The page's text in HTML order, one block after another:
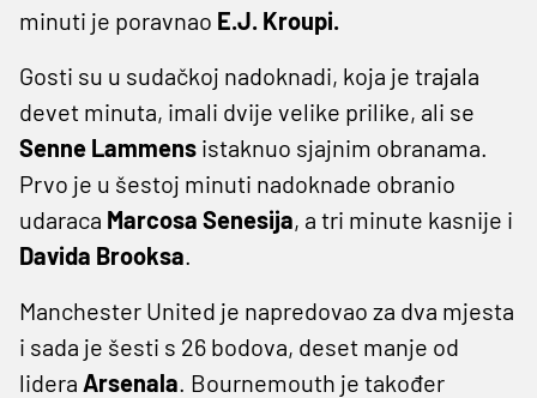
minuti je poravnao E.J. Kroupi.
Gosti su u sudačkoj nadoknadi, koja je trajala
devet minuta, imali dvije velike prilike, ali se
Senne Lammens istaknuo sjajnim obranama.
Prvo je u šestoj minuti nadoknade obranio
udaraca Marcosa Senesija, a tri minute kasnije i
Davida Brooksa.
Manchester United je napredovao za dva mjesta
i sada je šesti s 26 bodova, deset manje od
lidera Arsenala. Bournemouth je također